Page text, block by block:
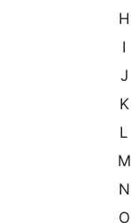
H
I
J
K
L
M
N
O